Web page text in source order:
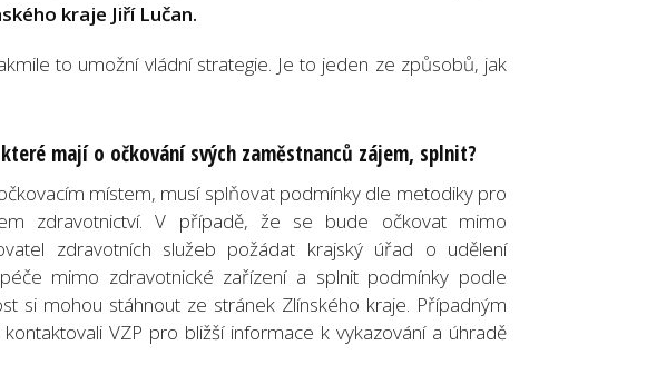
kraje Jiří Lučan.
to umožní vládní strategie. Je to jeden ze způsobů, jak
mají o očkování svých zaměstnanců zájem, splnit?
místem, musí splňovat podmínky dle metodiky pro
zdravotnictví. V případě, že se bude očkovat mimo
zdravotních služeb požádat krajský úřad o udělení
mimo zdravotnické zařízení a splnit podmínky podle
si mohou stáhnout ze stránek Zlínského kraje. Případným
VZP pro bližší informace k vykazování a úhradě